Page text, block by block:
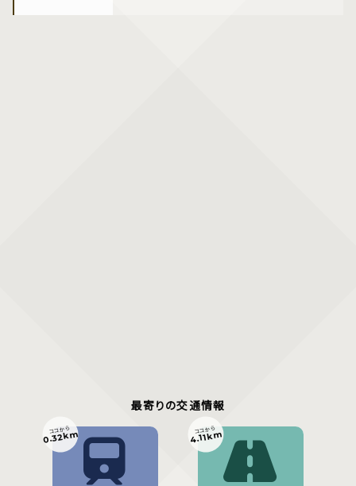
最寄りの交通情報
ココから
0.32km ココから
4.11km